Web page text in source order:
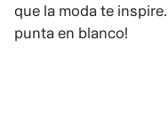
que la moda te
punta en blanco!